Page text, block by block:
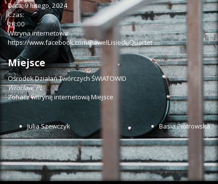
Data:9 lutego, 2024
Czas:
18:00
Witryna internetowa:
https://www.facebook.com/PawelLisieckiQuartet
Miejsce
Ośrodek Działań Twórczych ŚWIATOWID
Wrocław,PL
Zobacz witrynę internetową Miejsce
Julia Szewczyk Basia Piotrowska